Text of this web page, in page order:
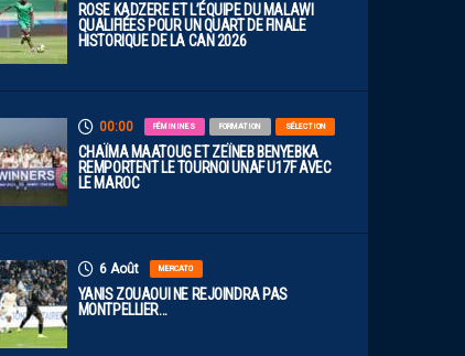
ROSE KADZERE ET L’ÉQUIPE DU MALAWI
QUALIFIÉES POUR UN QUART DE FINALE
HISTORIQUE DE LA CAN 2026
00:00 FÉMININES FORMATION SÉLECTION
CHAÏMA MAATOUG ET ZEÏNEB BENYEBKA
REMPORTENT LE TOURNOI UNAF U17F AVEC
LE MAROC
6 Août MERCATO
YANIS ZOUAOUI NE REJOINDRA PAS
MONTPELLIER…